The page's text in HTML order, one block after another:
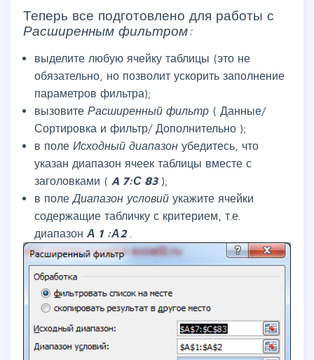
Теперь все подготовлено для работы с
Расширенным фильтром:
выделите любую ячейку таблицы (это не
обязательно, но позволит ускорить заполнение
параметров фильтра);
вызовите Расширенный фильтр ( Данные/
Сортировка и фильтр/ Дополнительно );
в поле Исходный диапазон убедитесь, что
указан диапазон ячеек таблицы вместе с
заголовками ( A 7:С 83 );
в полеДиапазон условий укажите ячейки
содержащие табличку с критерием, т.е.
диапазон А 1 :А2